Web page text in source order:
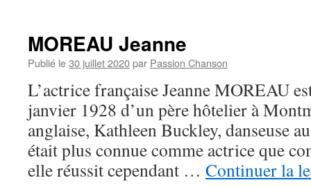
MOREAU Jeanne
Publié le30 juillet 2020par Passion Chanson
L’actrice française Jeanne MOREAU
janvier 1928 d’un père hôtelier à
anglaise, Kathleen Buckley, danseuse
était plus connue comme actrice que
elle réussit cependant … Continuer la